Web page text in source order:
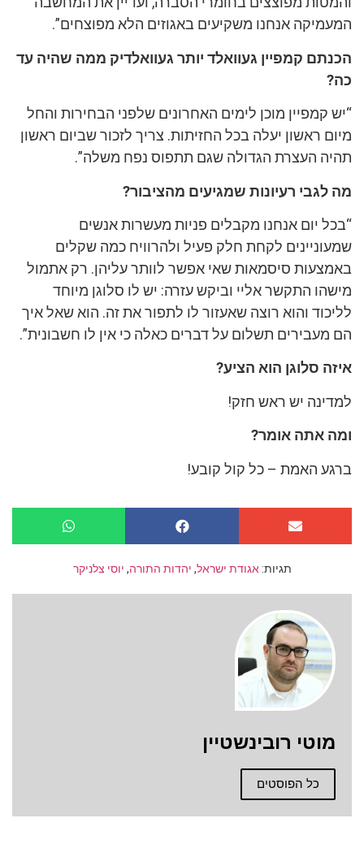
המעמיקה אנחנו משקיעים באגוזים הלא מפוצחים”.
הכנתם קמפיין געוואלד יותר געוואלדיק ממה שהיה עד
כה?
“יש קמפיין מוכן לימים האחרונים שלפני הבחירות והחל
מיום ראשון יעלה בכל החזיתות. צריך לזכור שביום ראשון
תהיה העצרת הגדולה שגם תתפוס נפח משלה”.
מה לגבי רעיונות שמגיעים מהציבור?
“בכל יום אנחנו מקבלים פניות מעשרות אנשים
שמעוניינים לקחת חלק פעיל ולהרוויח כמה שקלים
באמצעות סיסמאות שאי אפשר לוותר עליהן. רק אתמול
מישהו התקשר אליי וביקש עזרה: יש לו סלוגן מיוחד
לליכוד והוא רוצה שאעזור לו לתפור את זה. הוא שאל איך
הם מעבירים תשלום על דברים כאלה כי אין לו חשבונית”.
איזה סלוגן הוא הציע?
למדינה יש ראש חזק!
ומה אתה אומר?
ברגע האמת – כל קול קובע!
תגיות: אגודת ישראל, יהדות התורה, יוסי צלניקר
מוטי רובינשטיין
כל הפוסטים